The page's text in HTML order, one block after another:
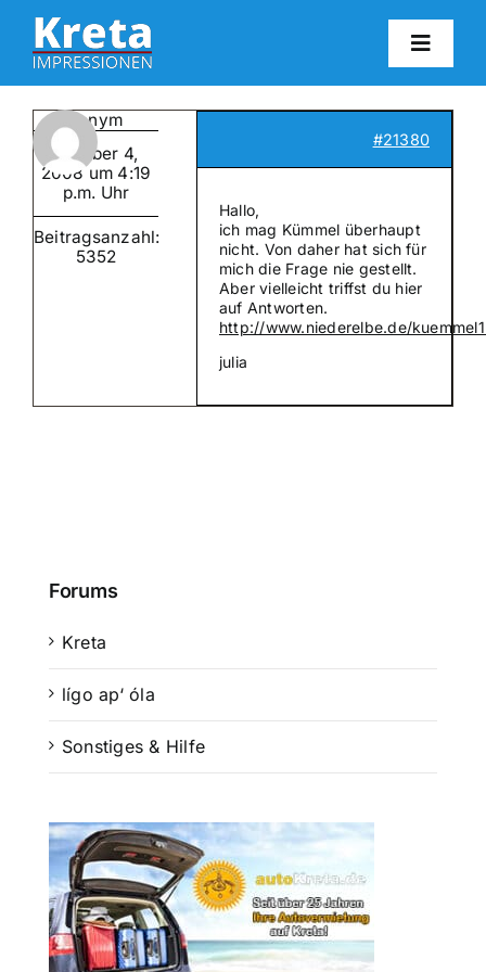
Zum
Inhalt
springen
Anonym
Oktober 4,
2008 um 4:19
p.m. Uhr
Beitragsanzahl:
5352
#21380
Hallo,
ich mag Kümmel überhaupt
nicht. Von daher hat sich für
mich die Frage nie gestellt.
Aber vielleicht triffst du hier
auf Antworten.
http://www.niederelbe.de/
julia
Forums
Kreta
lígo ap‘ óla
Sonstiges & Hilfe